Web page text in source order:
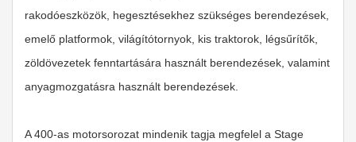
rakodóeszközök, hegesztésekhez szükséges berendezések,
emelő platformok, világítótornyok, kis traktorok, légsűrítők,
zöldövezetek fenntartására használt berendezések, valamint
anyagmozgatásra használt berendezések.
A 400-as motorsorozat mindenik tagja megfelel a Stage